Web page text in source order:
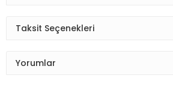
Taksit Seçenekleri
Yorumlar